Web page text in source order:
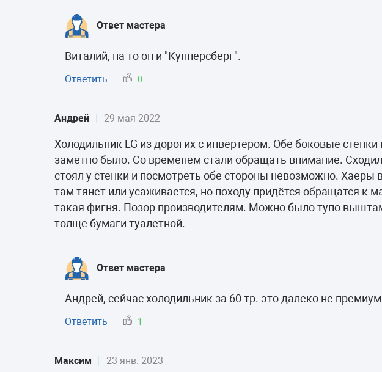
Ответ мастера
Виталий, на то он и "Купперсберг".
Ответить 0
Андрей 29 мая 2022
Холодильник LG из дорогих с инвертером. Обе боковые
заметно было. Со временем стали обращать внимание.
стоял у стенки и посмотреть обе стороны невозможно.
там тянет или усаживается, но походу придётся обращатся к
такая фигня. Позор производителям. Можно было тупо
толще бумаги туалетной.
Ответ мастера
Андрей, сейчас холодильник за 60 тр. это далеко не
Ответить 1
Максим 23 янв. 2023